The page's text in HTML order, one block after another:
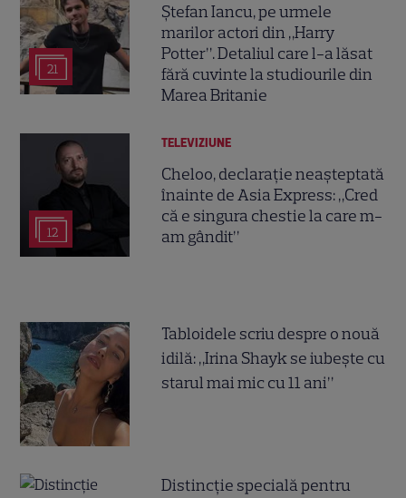
21
Ștefan Iancu, pe urmele
marilor actori din „Harry
Potter”. Detaliul care l-a lăsat
fără cuvinte la studiourile din
Marea Britanie
12
TELEVIZIUNE
Cheloo, declarație neașteptată
înainte de Asia Express: „Cred
că e singura chestie la care m-
am gândit”
Tabloidele scriu despre o nouă
idilă: „Irina Shayk se iubește cu
starul mai mic cu 11 ani”
Distincție specială pentru